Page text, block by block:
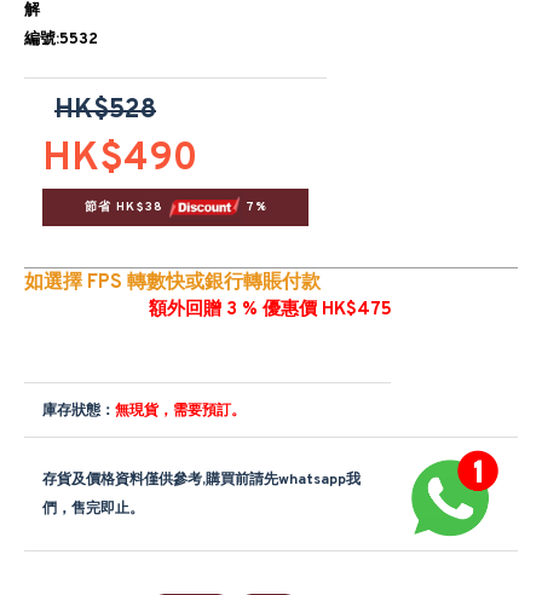
解
編號:5532
HK$490
HK$528
節省 HK$38 7%
如選擇 FPS 轉數快或銀行轉賬付款
額外回贈 3 % 優惠價 HK$475
庫存狀態： 無現貨，需要預訂。
存貨及價格資料僅供參考,購買前請先whatsapp我
們，售完即止。